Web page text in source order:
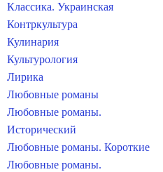
Классика. Украинская
Контркультура
Кулинария
Культурология
Лирика
Любовные романы
Любовные романы.
Исторический
Любовные романы. Короткие
Любовные романы.